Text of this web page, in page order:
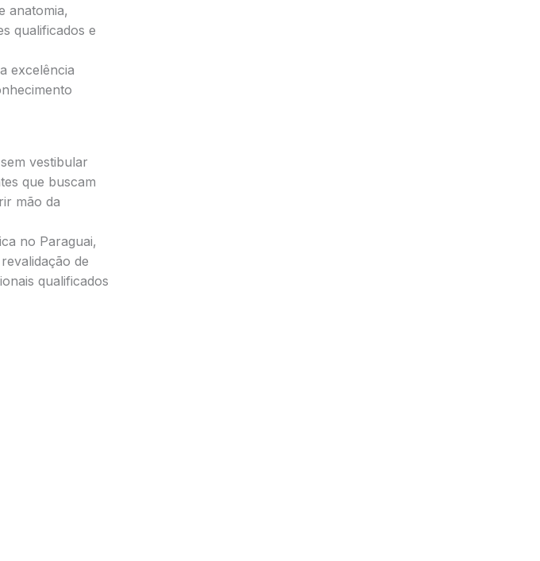
anatomia,
qualificados e
excelência
vestibular
que buscam
mão da
no Paraguai,
de
qualificados